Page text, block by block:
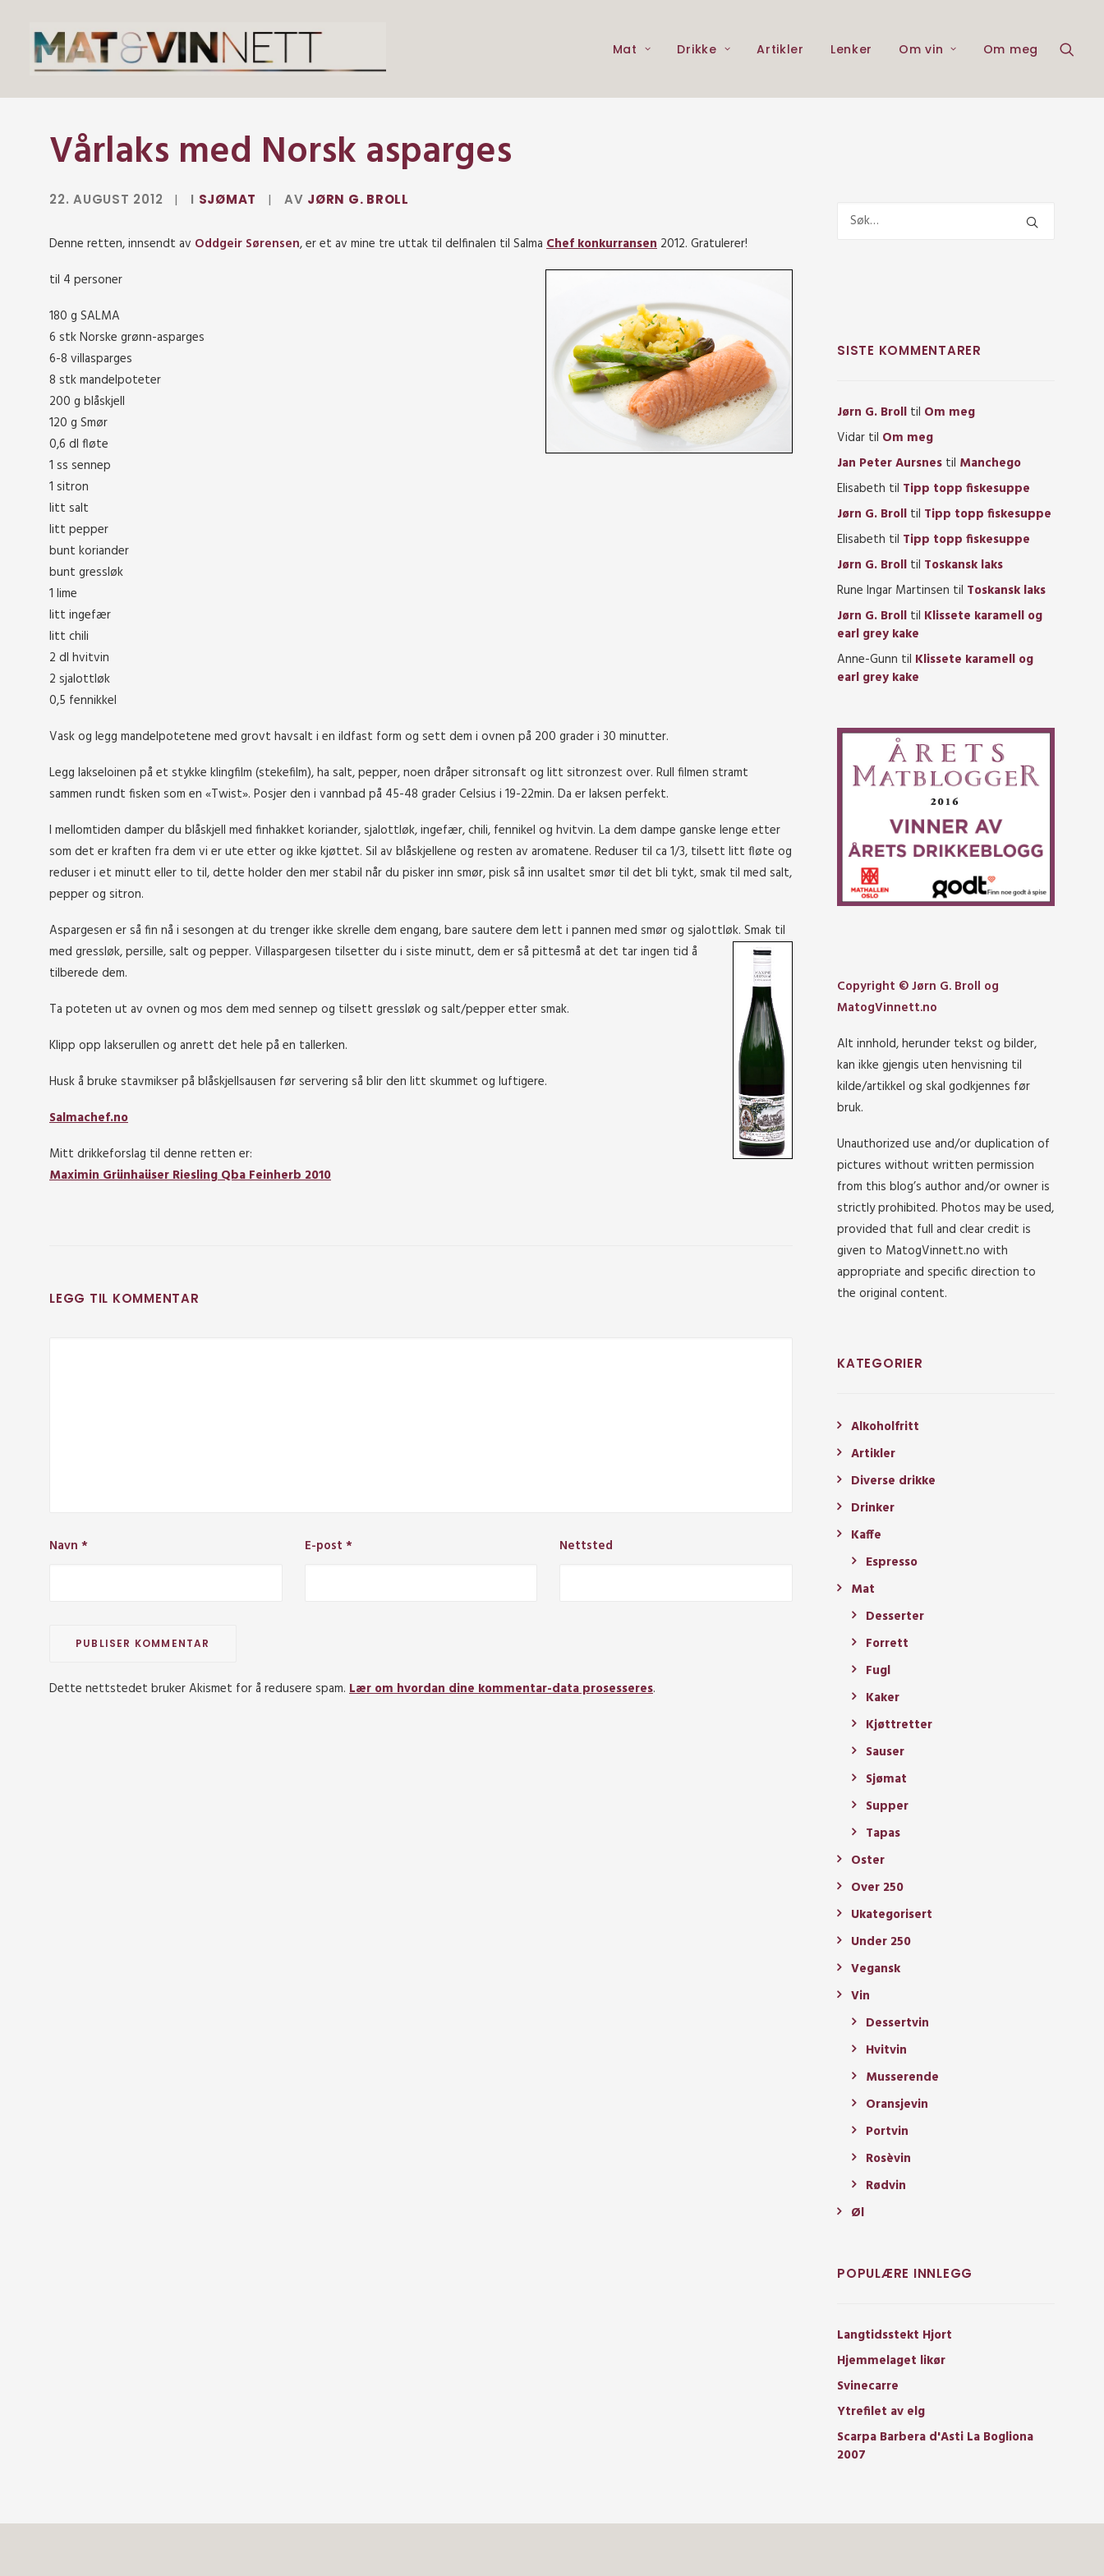
Mat Drikke Artikler Lenker Om vin Om meg
Vårlaks med Norsk asparges
22. AUGUST 2012 | I SJØMAT | AV JØRN G. BROLL
Denne retten, innsendt av Oddgeir Sørensen, er et av mine tre uttak til delfinalen til Salma Chef konkurransen 2012. Gratulerer!
til 4 personer
180 g SALMA
6 stk Norske grønn-asparges
6-8 villasparges
8 stk mandelpoteter
200 g blåskjell
120 g Smør
0,6 dl fløte
1 ss sennep
1 sitron
litt salt
litt pepper
bunt koriander
bunt gressløk
1 lime
litt ingefær
litt chili
2 dl hvitvin
2 sjalottløk
0,5 fennikkel
Vask og legg mandelpotetene med grovt havsalt i en ildfast form og sett dem i ovnen på 200 grader i 30 minutter.
Legg lakseloinen på et stykke klingfilm (stekefilm), ha salt, pepper, noen dråper sitronsaft og litt sitronzest over. Rull filmen stramt
sammen rundt fisken som en «Twist». Posjer den i vannbad på 45-48 grader Celsius i 19-22min. Da er laksen perfekt.
I mellomtiden damper du blåskjell med finhakket koriander, sjalottløk, ingefær, chili, fennikel og hvitvin. La dem dampe ganske lenge etter
som det er kraften fra dem vi er ute etter og ikke kjøttet. Sil av blåskjellene og resten av aromatene. Reduser til ca 1/3, tilsett litt fløte og
reduser i et minutt eller to til, dette holder den mer stabil når du pisker inn smør, pisk så inn usaltet smør til det bli tykt, smak til med salt,
pepper og sitron.
Aspargesen er så fin nå i sesongen at du trenger ikke skrelle dem engang, bare sautere dem lett i pannen med smør og sjalottløk. Smak til
med gressløk, persille, salt og pepper. Villaspargesen tilsetter du i siste minutt, dem er så pittesmå at det tar ingen tid å
tilberede dem.
Ta poteten ut av ovnen og mos dem med sennep og tilsett gressløk og salt/pepper etter smak.
Klipp opp lakserullen og anrett det hele på en tallerken.
Husk å bruke stavmikser på blåskjellsausen før servering så blir den litt skummet og luftigere.
Salmachef.no
Mitt drikkeforslag til denne retten er:
Maximin Grünhaüser Riesling Qba Feinherb 2010
LEGG TIL KOMMENTAR
Navn * E-post * Nettsted
Dette nettstedet bruker Akismet for å redusere spam. Lær om hvordan dine kommentar-data prosesseres.
SISTE KOMMENTARER
Jørn G. Broll til Om meg
Vidar til Om meg
Jan Peter Aursnes til Manchego
Elisabeth til Tipp topp fiskesuppe
Jørn G. Broll til Tipp topp fiskesuppe
Elisabeth til Tipp topp fiskesuppe
Jørn G. Broll til Toskansk laks
Rune Ingar Martinsen til Toskansk laks
Jørn G. Broll til Klissete karamell og
earl grey kake
Anne-Gunn til Klissete karamell og
earl grey kake
Copyright © Jørn G. Broll og
MatogVinnett.no
Alt innhold, herunder tekst og bilder,
kan ikke gjengis uten henvisning til
kilde/artikkel og skal godkjennes før
bruk.
Unauthorized use and/or duplication of
pictures without written permission
from this blog’s author and/or owner is
strictly prohibited. Photos may be used,
provided that full and clear credit is
given to MatogVinnett.no with
appropriate and specific direction to
the original content.
KATEGORIER
Alkoholfritt
Artikler
Diverse drikke
Drinker
Kaffe
Espresso
Mat
Desserter
Forrett
Fugl
Kaker
Kjøttretter
Sauser
Sjømat
Supper
Tapas
Oster
Over 250
Ukategorisert
Under 250
Vegansk
Vin
Dessertvin
Hvitvin
Musserende
Oransjevin
Portvin
Rosèvin
Rødvin
Øl
POPULÆRE INNLEGG
Langtidsstekt Hjort
Hjemmelaget likør
Svinecarre
Ytrefilet av elg
Scarpa Barbera d'Asti La Bogliona
2007